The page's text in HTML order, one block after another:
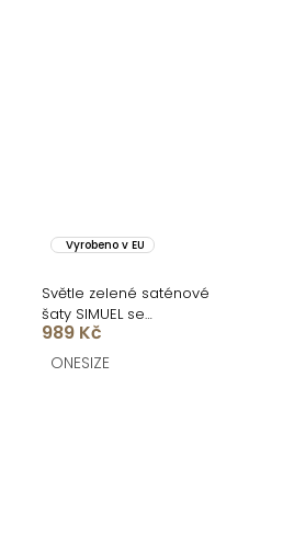
Vyrobeno v EU
Světle zelené saténové
šaty SIMUEL se
šněrováním
989 Kč
ONESIZE